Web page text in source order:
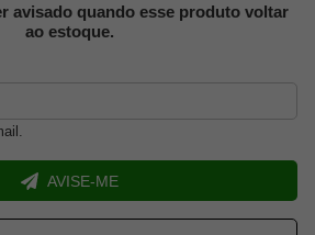
avisado quando esse produto voltar
ao estoque.
AVISE-ME